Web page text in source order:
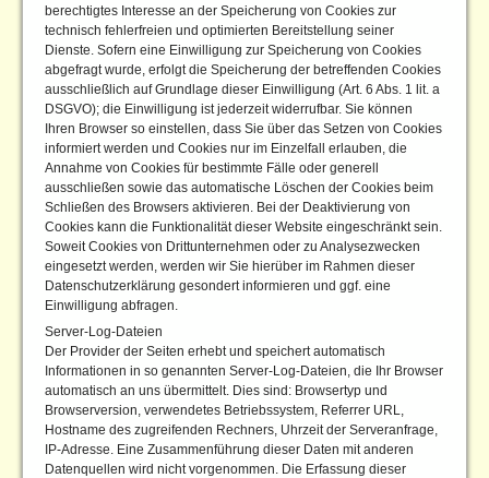
berechtigtes Interesse an der Speicherung von Cookies zur
technisch fehlerfreien und optimierten Bereitstellung seiner
Dienste. Sofern eine Einwilligung zur Speicherung von Cookies
abgefragt wurde, erfolgt die Speicherung der betreffenden Cookies
ausschließlich auf Grundlage dieser Einwilligung (Art. 6 Abs. 1 lit. a
DSGVO); die Einwilligung ist jederzeit widerrufbar. Sie können
Ihren Browser so einstellen, dass Sie über das Setzen von Cookies
informiert werden und Cookies nur im Einzelfall erlauben, die
Annahme von Cookies für bestimmte Fälle oder generell
ausschließen sowie das automatische Löschen der Cookies beim
Schließen des Browsers aktivieren. Bei der Deaktivierung von
Cookies kann die Funktionalität dieser Website eingeschränkt sein.
Soweit Cookies von Drittunternehmen oder zu Analysezwecken
eingesetzt werden, werden wir Sie hierüber im Rahmen dieser
Datenschutzerklärung gesondert informieren und ggf. eine
Einwilligung abfragen.
Server-Log-Dateien
Der Provider der Seiten erhebt und speichert automatisch
Informationen in so genannten Server-Log-Dateien, die Ihr Browser
automatisch an uns übermittelt. Dies sind: Browsertyp und
Browserversion, verwendetes Betriebssystem, Referrer URL,
Hostname des zugreifenden Rechners, Uhrzeit der Serveranfrage,
IP-Adresse. Eine Zusammenführung dieser Daten mit anderen
Datenquellen wird nicht vorgenommen. Die Erfassung dieser